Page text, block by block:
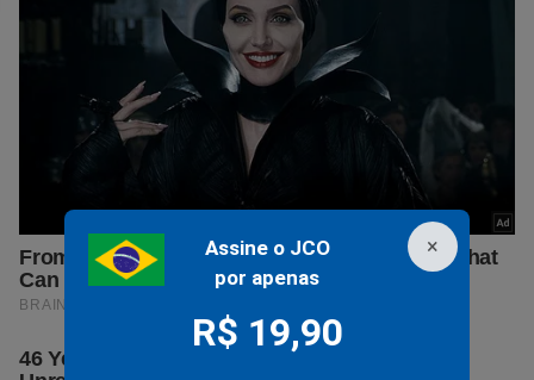
×
Assine o JCO
por apenas
R$ 19,90